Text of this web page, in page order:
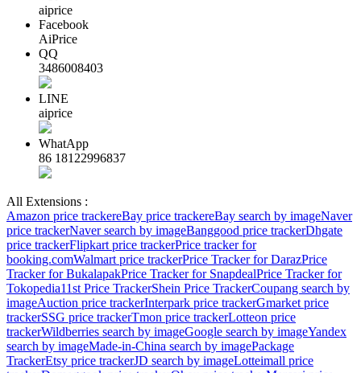
aiprice
Facebook
AiPrice
QQ
3486008403
LINE
aiprice
WhatApp
86 18122996837
All Extensions :
Amazon price trackereBay price trackereBay search by imageNaver
price trackerNaver search by imageBanggood price trackerDhgate
price trackerFlipkart price trackerPrice tracker for
booking.comWalmart price trackerPrice Tracker for DarazPrice
Tracker for BukalapakPrice Tracker for SnapdealPrice Tracker for
Tokopedia11st Price TrackerShein Price TrackerCoupang search by
imageAuction price trackerInterpark price trackerGmarket price
trackerSSG price trackerTmon price trackerLotteon price
trackerWildberries search by imageGoogle search by imageYandex
search by imageMade-in-China search by imagePackage
TrackerEtsy price trackerJD search by imageLotteimall price